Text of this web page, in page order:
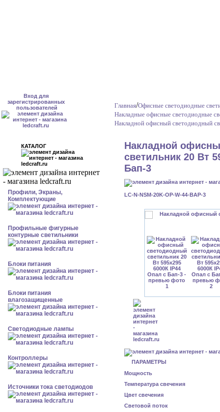
Вход для
зарегистрированных
пользователей
КАТАЛОГ
Профили, Экраны,
Комплектующие
Профильные фигурные
контурные светильники
Блоки питания
Блоки питания
влагозащищенные
Светодиодные лампы
Контроллеры
Источники тока светодиодов
Главная/Офисные светодиодные
Накладные офисные светодиодные
Накладной офисный светодиодный
Накладной
светильник 20 Вт
Бап-3
LC-N-NSM-20K-OP-W-44-BAP-3
ПАРАМЕТРЫ
Мощность
Температура свечения
Цвет свечения
Световой поток